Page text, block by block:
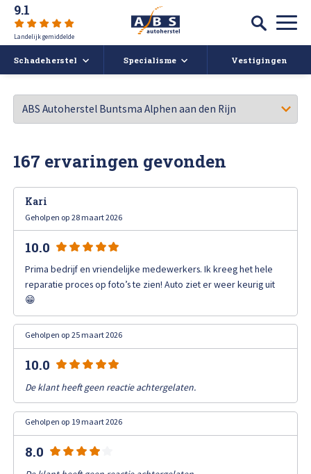
9.1
Landelijk gemiddelde
Schadeherstel Specialisme Vestigingen
Autoschade
Ruitschade
Alle soorten Schadeherstel
Afspraak maken
Auto spuiten bij schade
Autoruit reparatie
Bumper herstellen
Koplampen polijsten en afstellen
Krassen verwijderen
High Tech Schadeherstel
Lakschade herstellen
Steenslag herstellen
Deukendag
Contact
Bel ons op: 0900 - 6611111
167 ervaringen gevonden
Kari
Geholpen op 28 maart 2026
10.0
Prima bedrijf en vriendelijke medewerkers. Ik kreeg het hele
reparatie proces op foto’s te zien! Auto ziet er weer keurig uit
😁
Geholpen op 25 maart 2026
10.0
De klant heeft geen reactie achtergelaten.
Geholpen op 19 maart 2026
8.0